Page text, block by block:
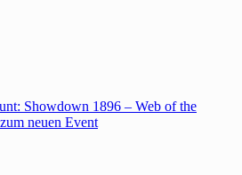
Showdown 1896 – Web of the
neuen Event